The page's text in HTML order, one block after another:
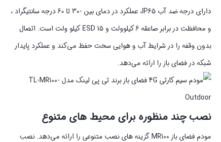
دارای درجه ضد آب IP65، عملکرد در دمای بین -30 تا 60 درجه سانتیگراد ،
و محافظت در برابر صاعقه 6 کیلوولت و ESD 15 کیلو ولت است. اتصال
بدون وقفه را در شرایط آب و هوایی سخت حفظ می‌کند و عملکرد پایدار
شبکه در فضای باز را ارائه می‌دهد.
نصب چند منظوره برای محیط‌ های متنوع
مودم فضای باز MR100 گزینه‌ های نصب متنوعی را ارائه می‌دهد. نصب